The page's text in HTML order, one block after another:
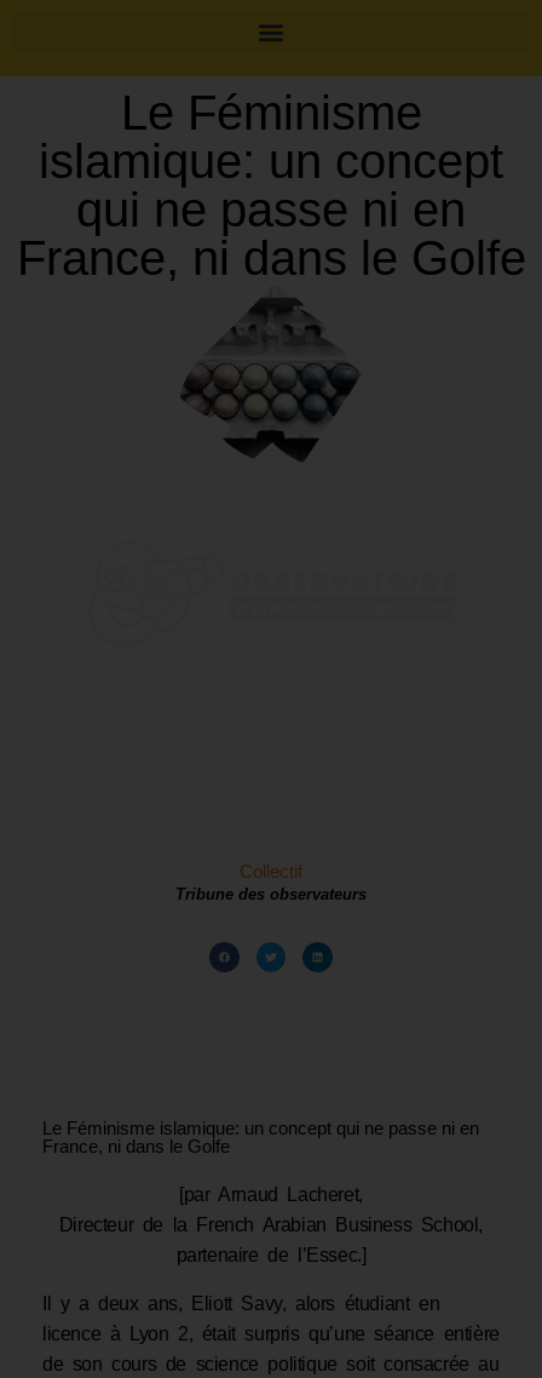
Le Féminisme
islamique: un concept
qui ne passe ni en
France, ni dans le Golfe
Collectif
Tribune des observateurs
Le Féminisme islamique: un concept qui ne passe ni en
France, ni dans le Golfe
[par Arnaud Lacheret,
Directeur de la French Arabian Business School,
partenaire de l’Essec.]
Il y a deux ans, Eliott Savy, alors étudiant en
licence à Lyon 2, était surpris qu’une séance entière
de son cours de science politique soit consacrée au